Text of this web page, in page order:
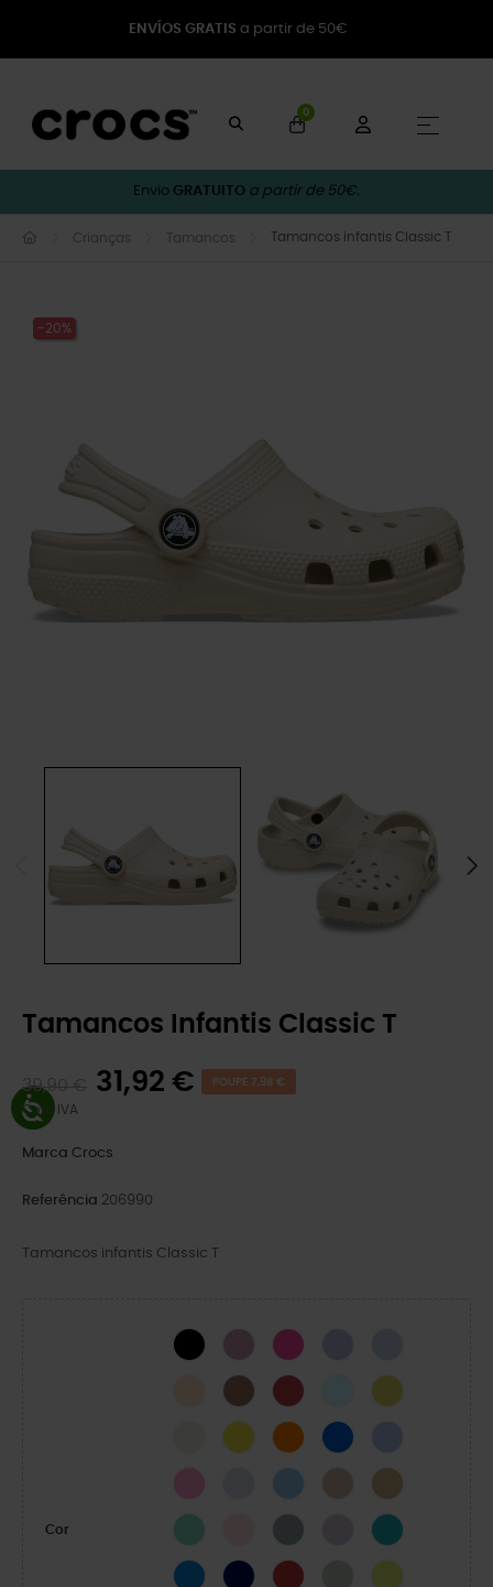
ENVÍOS GRATIS a partir de 50€
0
☰
Envio GRATUITO a partir de 50€.
Crianças Tamancos Tamancos infantis Classic T
-20%
Tamancos Infantis Classic T
39,90 € 31,92 € POUPE 7,98 €
Com IVA
Marca Crocs
Referência 206990
Tamancos infantis Classic T
Cor
BLACK HydrangeaPink Crush
Golden HourMilk Chocolate
Varsity RedAquamarineCYBER YELLOW
Limão Zing LaranjaParafuso Azul
Taffy RosaDreamscape
Oxigénio Trigo
Lagoon Pink MilkConcreteLavandaTurbo Teal
Cobalto brilhante
NAVY Pimenta SHITAKEAcidity